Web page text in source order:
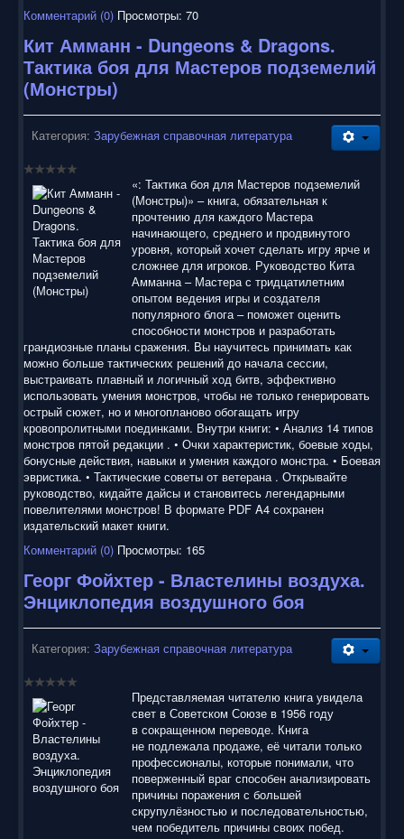
Комментарий (0) Просмотры: 70
Кит Амманн - Dungeons & Dragons.
Тактика боя для Мастеров подземелий
(Монстры)
Категория: Зарубежная справочная литература
«: Тактика боя для Мастеров подземелий
(Монстры)» – книга, обязательная к
прочтению для каждого Мастера
начинающего, среднего и продвинутого
уровня, который хочет сделать игру ярче и
сложнее для игроков. Руководство Кита
Амманна – Мастера с тридцатилетним
опытом ведения игры и создателя
популярного блога – поможет оценить
способности монстров и разработать
грандиозные планы сражения. Вы научитесь принимать как
можно больше тактических решений до начала сессии,
выстраивать плавный и логичный ход битв, эффективно
использовать умения монстров, чтобы не только генерировать
острый сюжет, но и многопланово обогащать игру
кровопролитными поединками. Внутри книги: • Анализ 14 типов
монстров пятой редакции . • Очки характеристик, боевые ходы,
бонусные действия, навыки и умения каждого монстра. • Боевая
эвристика. • Тактические советы от ветерана . Открывайте
руководство, кидайте дайсы и становитесь легендарными
повелителями монстров! В формате PDF A4 сохранен
издательский макет книги.
Комментарий (0) Просмотры: 165
Георг Фойхтер - Властелины воздуха.
Энциклопедия воздушного боя
Категория: Зарубежная справочная литература
Представляемая читателю книга увидела
свет в Советском Союзе в 1956 году
в сокращенном переводе. Книга
не подлежала продаже, её читали только
профессионалы, которые понимали, что
поверженный враг способен анализировать
причины поражения с большей
скрупулёзностью и последовательностью,
чем победитель причины своих побед.